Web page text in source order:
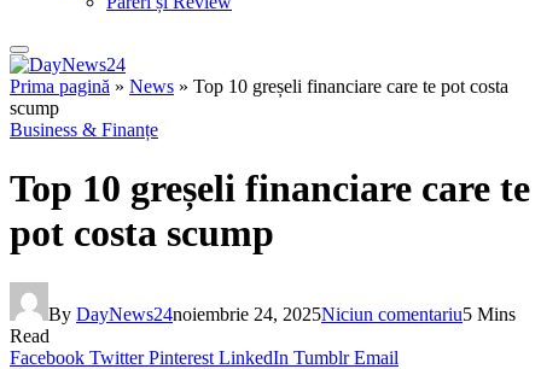
Prima pagină » News » Top 10 greșeli financiare care te pot costa
scump
Business & Finanțe
Top 10 greșeli financiare care te
pot costa scump
By DayNews24noiembrie 24, 2025Niciun comentariu5 Mins
Read
Facebook Twitter Pinterest LinkedIn Tumblr Email